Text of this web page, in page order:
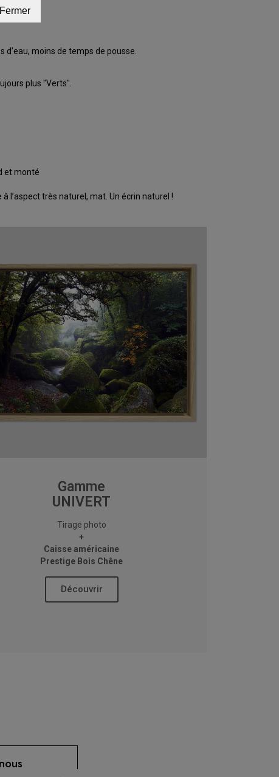
moins de temps de pousse.
plus "Verts".
et monté
l’aspect très naturel, mat. Un écrin naturel !
Gamme
UNIVERT
Tirage photo
+
Caisse américaine
Prestige Bois Chêne
Découvrir
Fermer